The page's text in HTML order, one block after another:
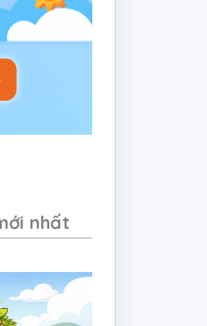
nhất